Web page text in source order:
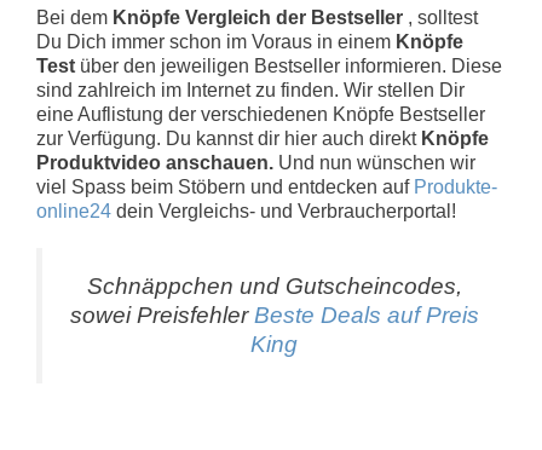
Bei dem Knöpfe Vergleich der Bestseller , solltest
Du Dich immer schon im Voraus in einem Knöpfe
Test über den jeweiligen Bestseller informieren. Diese
sind zahlreich im Internet zu finden. Wir stellen Dir
eine Auflistung der verschiedenen Knöpfe Bestseller
zur Verfügung. Du kannst dir hier auch direkt Knöpfe
Produktvideo anschauen. Und nun wünschen wir
viel Spass beim Stöbern und entdecken auf Produkte-
online24 dein Vergleichs- und Verbraucherportal!
Schnäppchen und Gutscheincodes,
sowei Preisfehler Beste Deals auf Preis
King